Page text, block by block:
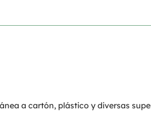
a cartón, plástico y diversas